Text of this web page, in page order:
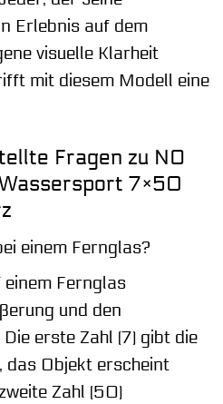
Erlebnis auf dem
visuelle Klarheit
mit diesem Modell eine
Fragen zu NO
7×50
einem Fernglas?
Fernglas
und den
erste Zahl (7) gibt die
das Objekt erscheint
Zahl (50)